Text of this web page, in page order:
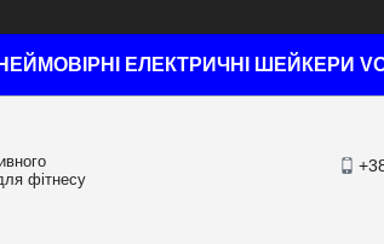
НЕЙМОВІРНІ ЕЛЕКТРИЧНІ ШЕЙКЕРИ
фітнесу